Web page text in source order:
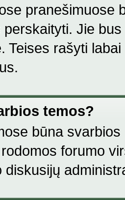
pranešimuose
Jie
Teises rašyti
temos?
būna
forumo
diskusijų